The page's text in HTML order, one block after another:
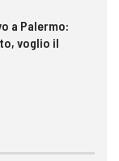
a Palermo:
voglio il